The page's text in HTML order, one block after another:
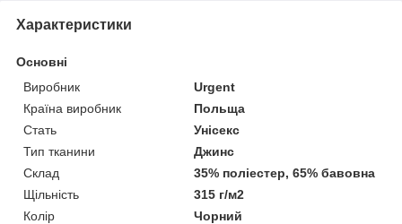
Характеристики
Основні
Виробник
Urgent
Країна виробник
Польща
Стать
Унісекс
Тип тканини
Джинс
Склад
35% поліестер, 65% бавовна
Щільність
315 г/м2
Колір
Чорний